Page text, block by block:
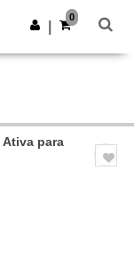
Obter app
0
Ativa para